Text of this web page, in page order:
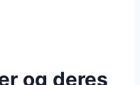
og deres